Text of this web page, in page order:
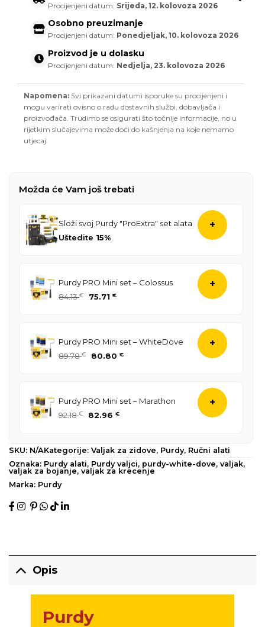
Procijenjeni datum: Srijeda, 12. kolovoza 2026
Osobno preuzimanje
Procijenjeni datum: Ponedjeljak, 10. kolovoza 2026
Proizvod je u dolasku
Procijenjeni datum: Nedjelja, 23. kolovoza 2026
Napomena: Svi prikazani datumi isporuke su procijenjeni i
mogu varirati ovisno o radu dostavnih službi, dobavljača i
proizvođača. Trudimo se osigurati što točnije informacije, no u
rijetkim slučajevima može doći do kašnjenja na koje nemamo
utjecaj.
Možda će Vam još trebati
Složi svoj Purdy "ProExtra" set alata
Uštedite 15%
+
Purdy PRO Mini set – Colossus
84.13€
Izvorna
84.13 €.
75.71 €Trenutna
+
Purdy PRO Mini set – WhiteDove
89.78€
Izvorna
89.78 €.
80.80 €Trenutna
+
Purdy PRO Mini set – Marathon
92.18€
Izvorna
je:
92.18 €.
82.96 €Trenutna
82.96 €.
+
SKU: N/AKategorije: Valjak za zidove, Purdy, Ručni alati
Oznaka: Purdy alati, Purdy valjci, purdy-white-dove, valjak,
valjak za bojanje, valjak za krecenje
Marka: Purdy
Opis
Purdy